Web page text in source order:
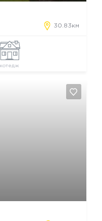
30.83км
котедж